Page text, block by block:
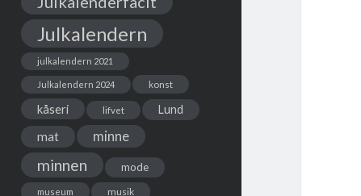
Julkalendern
julkalendern 2021
Julkalendern 2024 konst
kåseri lifvet Lund
mat minne
minnen mode
museum musik